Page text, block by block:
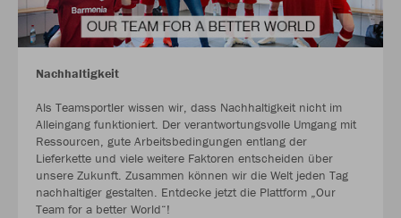
Nachhaltigkeit
Als Teamsportler wissen wir, dass Nachhaltigkeit nicht im
Alleingang funktioniert. Der verantwortungsvolle Umgang mit
Ressourcen, gute Arbeitsbedingungen entlang der
Lieferkette und viele weitere Faktoren entscheiden über
unsere Zukunft. Zusammen können wir die Welt jeden Tag
nachhaltiger gestalten. Entdecke jetzt die Plattform „Our
Team for a better World“!